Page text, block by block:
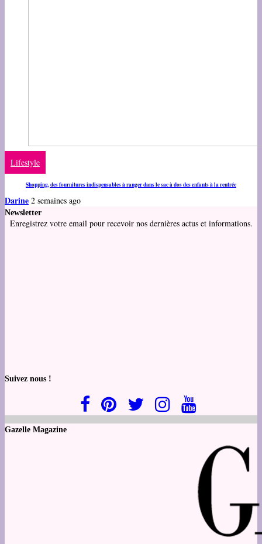
Lifestyle
Shopping, des fournitures indispensables à ranger dans le sac à dos des enfants à la rentrée
Darine 2 semaines ago
Newsletter
Enregistrez votre email pour recevoir nos dernières actus et informations.
Suivez nous !
Gazelle Magazine